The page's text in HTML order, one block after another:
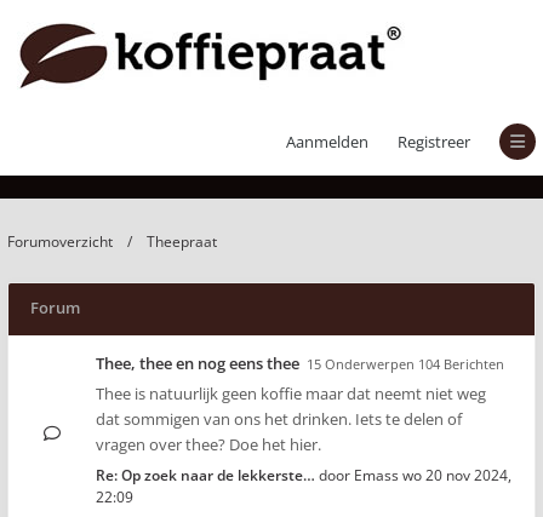
Aanmelden Registreer
Forumoverzicht Theepraat
Forum
Thee, thee en nog eens thee 15 Onderwerpen 104 Berichten
Thee is natuurlijk geen koffie maar dat neemt niet weg
dat sommigen van ons het drinken. Iets te delen of
vragen over thee? Doe het hier.
Re: Op zoek naar de lekkerste… door Emasswo 20 nov 2024,
22:09